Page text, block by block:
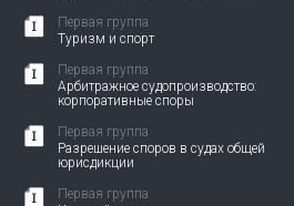
Первая группа
Туризм и спорт
Первая группа
Арбитражное судопроизводство:
корпоративные споры
Первая группа
Разрешение споров в судах общей
юрисдикции
Первая группа